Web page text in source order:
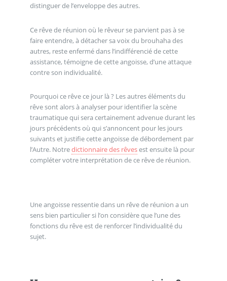
distinguer de l’enveloppe des autres.
Ce rêve de réunion où le rêveur se parvient pas à se
faire entendre, à détacher sa voix du brouhaha des
autres, reste enfermé dans l’indifférencié de cette
assistance, témoigne de cette angoisse, d’une attaque
contre son individualité.
Pourquoi ce rêve ce jour là ? Les autres éléments du
rêve sont alors à analyser pour identifier la scène
traumatique qui sera certainement advenue durant les
jours précédents où qui s’annoncent pour les jours
suivants et justifie cette angoisse de débordement par
l’Autre. Notredictionnaire des rêvesest ensuite là pour
compléter votre interprétation de ce rêve de réunion.
Une angoisse ressentie dans un rêve de réunion a un
sens bien particulier si l’on considère que l’une des
fonctions du rêve est de renforcer l’individualité du
sujet.